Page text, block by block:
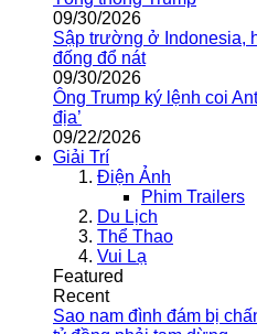
09/30/2026
Sập trường ở Indonesia,
đống đổ nát
09/30/2026
Ông Trump ký lệnh coi
địa’
09/22/2026
Giải Trí
Điện Ảnh
Phim Trailers
Du Lịch
Thể Thao
Vui Lạ
Featured
Recent
Sao nam đình đám bị